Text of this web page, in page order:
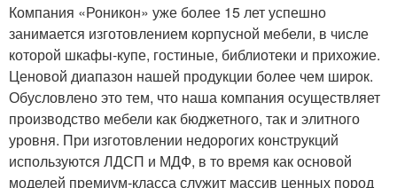
Компания «Роникон» уже более 15 лет успешно
занимается изготовлением корпусной мебели, в числе
которой шкафы-купе, гостиные, библиотеки и прихожие.
Ценовой диапазон нашей продукции более чем широк.
Обусловлено это тем, что наша компания осуществляет
производство мебели как бюджетного, так и элитного
уровня. При изготовлении недорогих конструкций
используются ЛДСП и МДФ, в то время как основой
моделей премиум-класса служит массив ценных пород